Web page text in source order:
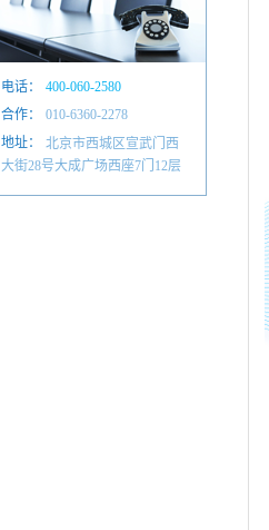
电话：
400-060-2580
010-6601 4884
合作：
010-6360-2278
地址：
北京市西城区宣武门西
大街28号大成广场西座7门12层